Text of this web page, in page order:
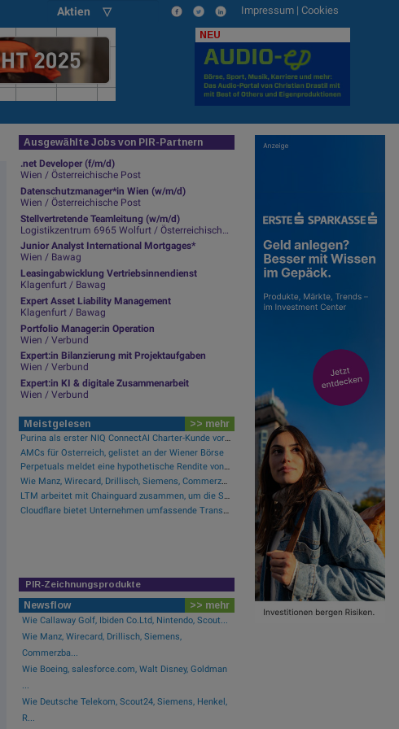
Aktien ▽ Impressum | Cookies
NEU
Ausgewählte Jobs von PIR-Partnern
.net Developer (f/m/d)
Wien / Österreichische Post
Datenschutzmanager*in Wien (w/m/d)
Wien / Österreichische Post
Stellvertretende Teamleitung (w/m/d)
Logistikzentrum 6965 Wolfurt / Österreichische Post
Junior Analyst International Mortgages*
Wien / Bawag
Leasingabwicklung Vertriebsinnendienst
Klagenfurt / Bawag
Expert Asset Liability Management
Klagenfurt / Bawag
Portfolio Manager:in Operation
Wien / Verbund
Expert:in Bilanzierung mit Projektaufgaben
Wien / Verbund
Expert:in KI & digitale Zusammenarbeit
Wien / Verbund
Meistgelesen >> mehr
Purina als erster NIQ ConnectAI Charter-Kunde vorgestellt
AMCs für Österreich, gelistet an der Wiener Börse
Perpetuals meldet eine hypothetische Rendite von 380 % im Backtest der KI-Engine, die die risikofreie Handelsplattform „UpsideOnly“ antreibt
Wie Manz, Wirecard, Drillisch, Siemens, Commerzbank und FACC für Gesprächsstoff sorgten
LTM arbeitet mit Chainguard zusammen, um die Sicherheit der Software-Lieferkette durch BlueVerse™ RightLogic zu stärken
Cloudflare bietet Unternehmen umfassende Transparenz zur Überprüfung und Analyse des KI-Einsatzes
PIR-Zeichnungsprodukte
Newsflow >> mehr
Wie Callaway Golf, Ibiden Co.Ltd, Nintendo, Scout...
Wie Manz, Wirecard, Drillisch, Siemens,
Commerzba...
Wie Boeing, salesforce.com, Walt Disney, Goldman
Wie Deutsche Telekom, Scout24, Siemens, Henkel,
R...